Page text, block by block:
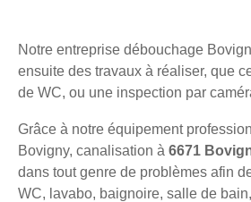
Notre entreprise débouchage
ensuite des travaux à réaliser, que
de WC, ou une inspection par
Grâce à notre équipement
Bovigny, canalisation à 6671
dans tout genre de problèmes afin
WC, lavabo, baignoire, salle de